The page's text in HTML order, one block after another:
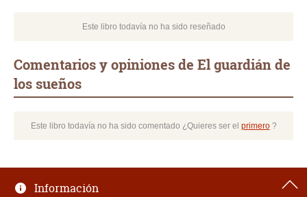
Este libro todavía no ha sido reseñado
Comentarios y opiniones de El guardián de
los sueños
Este libro todavía no ha sido comentado ¿Quieres ser el primero?
Información